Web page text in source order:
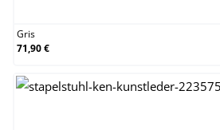
Gris
71,90 €